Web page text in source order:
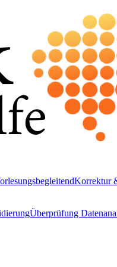
Korrektur
Überprüfung